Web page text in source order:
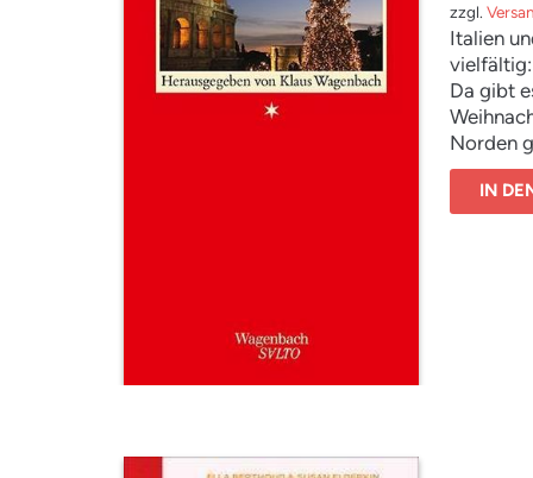
zzgl.
Italien
vielfältig:
Da gibt
Norden
Gestalt
Und
IN